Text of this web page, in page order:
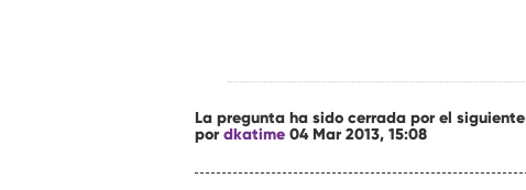
La pregunta ha sido cerrada por el
por dkatime 04 Mar 2013, 15:08